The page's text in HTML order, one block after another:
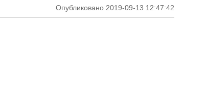
Опубликовано 2019-09-13 12:47:42